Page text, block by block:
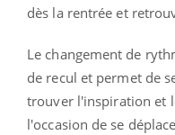
dès la rentrée et
Le changement de
de recul et permet de
trouver l'inspiration et
l'occasion de se